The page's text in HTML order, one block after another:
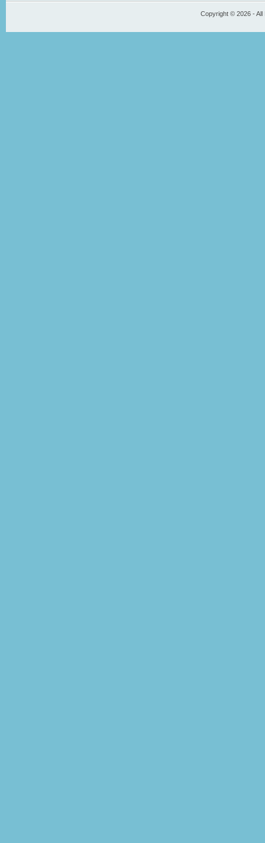
Copyright © 2026 -